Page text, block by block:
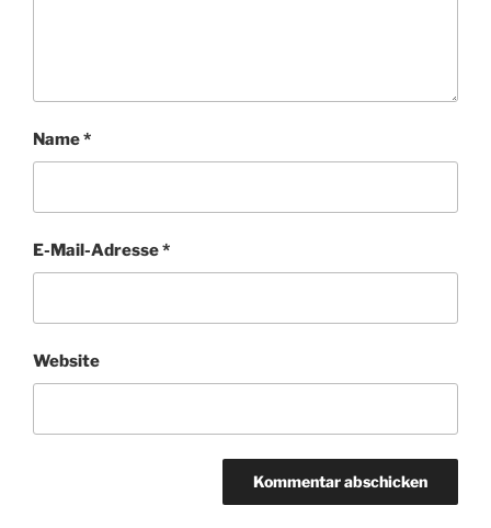
Name*
E-Mail-Adresse*
Website